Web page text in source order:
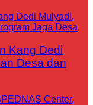
Kang Dedi
Desa dan